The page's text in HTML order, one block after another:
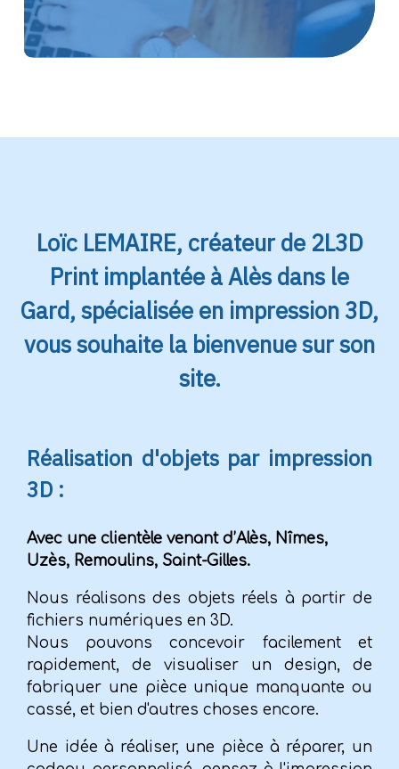
Loïc LEMAIRE, créateur de 2L3D
Print implantée à Alès dans le
Gard, spécialisée en impression 3D,
vous souhaite la bienvenue sur son
site.
Réalisation d'objets par impression
3D :
Avec une clientèle venant d’Alès, Nîmes,
Uzès, Remoulins, Saint-Gilles.
Nous réalisons des objets réels à partir de
fichiers numériques en 3D.
Nous pouvons concevoir facilement et
rapidement, de visualiser un design, de
fabriquer une pièce unique manquante ou
cassé, et bien d'autres choses encore.
Une idée à réaliser, une pièce à réparer, un